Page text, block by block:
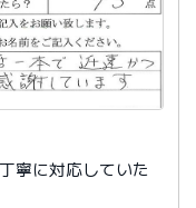
寧に対応していた